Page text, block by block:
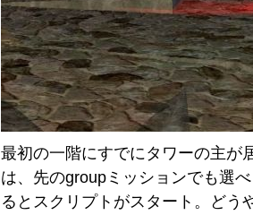
最初の一階にすでにタワーの主が
は、先のgroupミッションでも選
るとスクリプトがスタート。どう